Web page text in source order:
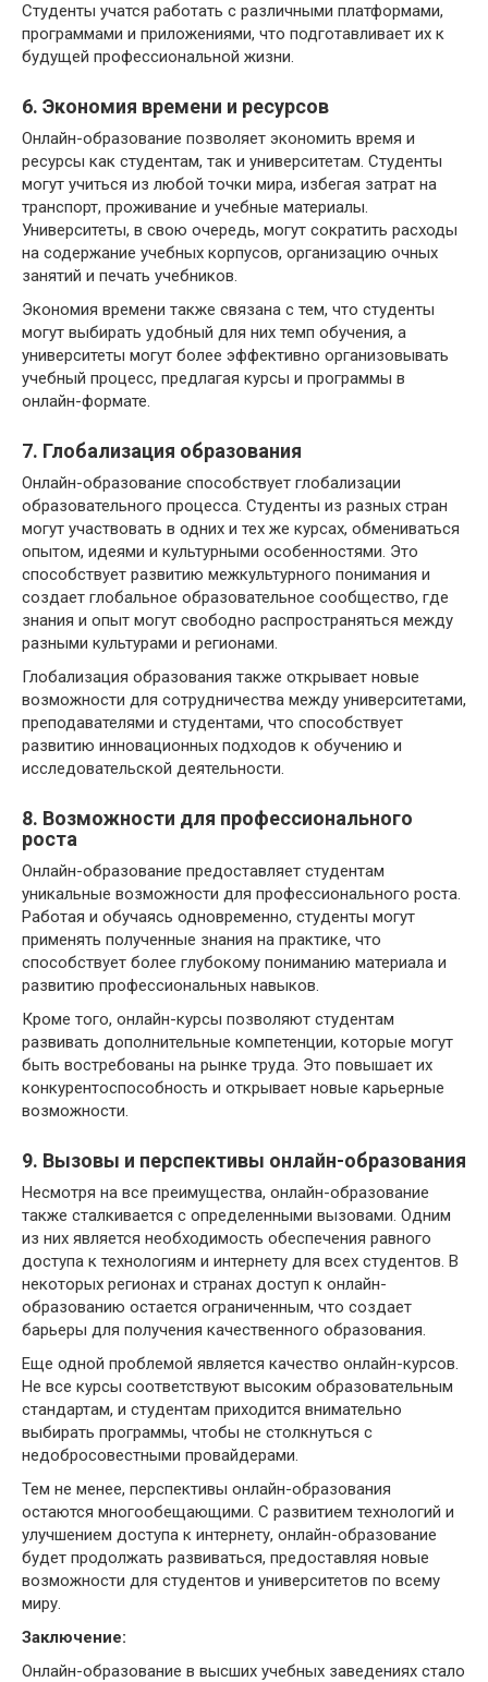
Студенты учатся работать с различными платформами,
программами и приложениями, что подготавливает их к
будущей профессиональной жизни.
6. Экономия времени и ресурсов
Онлайн-образование позволяет экономить время и
ресурсы как студентам, так и университетам. Студенты
могут учиться из любой точки мира, избегая затрат на
транспорт, проживание и учебные материалы.
Университеты, в свою очередь, могут сократить расходы
на содержание учебных корпусов, организацию очных
занятий и печать учебников.
Экономия времени также связана с тем, что студенты
могут выбирать удобный для них темп обучения, а
университеты могут более эффективно организовывать
учебный процесс, предлагая курсы и программы в
онлайн-формате.
7. Глобализация образования
Онлайн-образование способствует глобализации
образовательного процесса. Студенты из разных стран
могут участвовать в одних и тех же курсах, обмениваться
опытом, идеями и культурными особенностями. Это
способствует развитию межкультурного понимания и
создает глобальное образовательное сообщество, где
знания и опыт могут свободно распространяться между
разными культурами и регионами.
Глобализация образования также открывает новые
возможности для сотрудничества между университетами,
преподавателями и студентами, что способствует
развитию инновационных подходов к обучению и
исследовательской деятельности.
8. Возможности для профессионального
роста
Онлайн-образование предоставляет студентам
уникальные возможности для профессионального роста.
Работая и обучаясь одновременно, студенты могут
применять полученные знания на практике, что
способствует более глубокому пониманию материала и
развитию профессиональных навыков.
Кроме того, онлайн-курсы позволяют студентам
развивать дополнительные компетенции, которые могут
быть востребованы на рынке труда. Это повышает их
конкурентоспособность и открывает новые карьерные
возможности.
9. Вызовы и перспективы онлайн-образования
Несмотря на все преимущества, онлайн-образование
также сталкивается с определенными вызовами. Одним
из них является необходимость обеспечения равного
доступа к технологиям и интернету для всех студентов. В
некоторых регионах и странах доступ к онлайн-
образованию остается ограниченным, что создает
барьеры для получения качественного образования.
Еще одной проблемой является качество онлайн-курсов.
Не все курсы соответствуют высоким образовательным
стандартам, и студентам приходится внимательно
выбирать программы, чтобы не столкнуться с
недобросовестными провайдерами.
Тем не менее, перспективы онлайн-образования
остаются многообещающими. С развитием технологий и
улучшением доступа к интернету, онлайн-образование
будет продолжать развиваться, предоставляя новые
возможности для студентов и университетов по всему
миру.
Заключение:
Онлайн-образование в высших учебных заведениях стало